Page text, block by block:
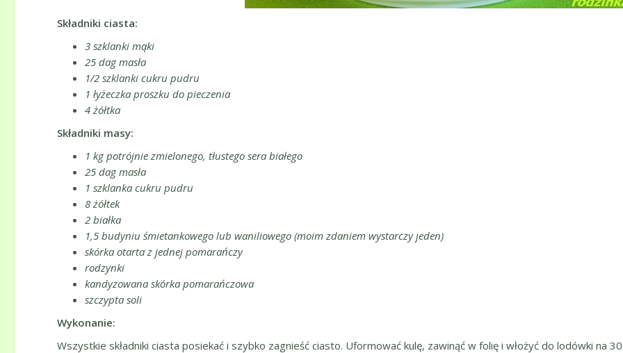
Składniki ciasta:
3 szklanki mąki
25 dag masła
1/2 szklanki cukru pudru
1 łyżeczka proszku do pieczenia
4 żółtka
Składniki masy:
1 kg potrójnie zmielonego, tłustego sera białego
25 dag masła
1 szklanka cukru pudru
8 żółtek
2 białka
1,5 budyniu śmietankowego lub waniliowego (moim zdaniem wystarczy jeden)
skórka otarta z jednej pomarańczy
rodzynki
kandyzowana skórka pomarańczowa
szczypta soli
Wykonanie:
Wszystkie składniki ciasta posiekać i szybko zagnieść ciasto. Uformować kulę, zawinąć w folię i włożyć do lodówki na